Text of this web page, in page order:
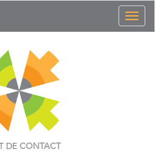
DE CONTACT